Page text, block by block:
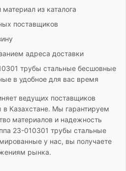
из каталога
поставщиков
адреса доставки
трубы стальные бесшовные
в удобное для вас время
ведущих поставщиков
в Казахстане. Мы гарантируем
материалов и надежность
23-010301 трубы стальные
у нас, вы получаете
рынка.